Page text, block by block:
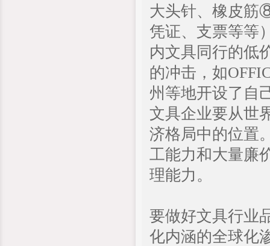
大头针、橡皮筋
凭证、支票等等
内文具同行的低
的冲击，如
州等地开设了自
文具企业要从世
济格局中的位置
工能力和大量廉
理能力。
要做好文具行业
化内涵的全球化